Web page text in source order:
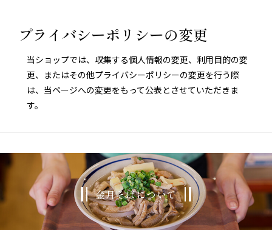
プライバシーポリシーの変更
当ショップでは、収集する個人情報の変更、利用目的の変
更、またはその他プライバシーポリシーの変更を行う際
は、当ページへの変更をもって公表とさせていただきま
す。
金月そばについて